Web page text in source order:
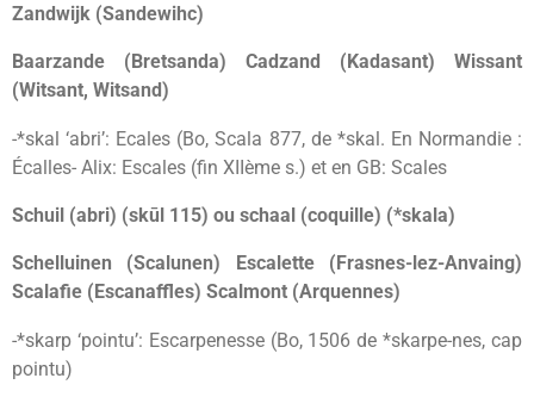
Zandwijk (Sandewihc)
Baarzande (Bretsanda) Cadzand (Kadasant) Wissant
(Witsant, Witsand)
-*skal ‘abri’: Ecales (Bo, Scala 877, de *skal. En Normandie :
Écalles- Alix: Escales (fin XIIème s.) et en GB: Scales
Schuil (abri) (skūl 115) ou schaal (coquille) (*skala)
Schelluinen (Scalunen) Escalette (Frasnes-lez-Anvaing)
Scalafie (Escanaffles) Scalmont (Arquennes)
-*skarp ‘pointu’: Escarpenesse (Bo, 1506 de *skarpe-nes, cap
pointu)